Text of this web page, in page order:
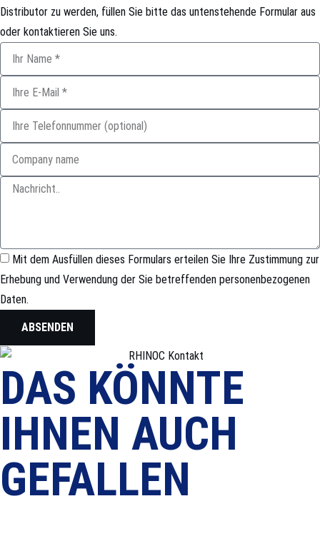
Distributor zu werden, füllen Sie bitte das untenstehende Formular aus
oder kontaktieren Sie uns.
Mit dem Ausfüllen dieses Formulars erteilen Sie Ihre Zustimmung zur
Erhebung und Verwendung der Sie betreffenden personenbezogenen
Daten.
ABSENDEN
DAS KÖNNTE
IHNEN AUCH
GEFALLEN